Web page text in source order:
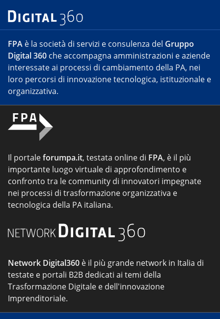
FPA è la società di servizi e consulenza del Gruppo
Digital 360 che accompagna amministrazioni e aziende
interessate ai processi di cambiamento della PA, nei
loro percorsi di innovazione tecnologica, istituzionale e
organizzativa.
Il portaleforumpa.it, testata online di FPA, è il più
importante luogo virtuale di approfondimento e
confronto tra le community di innovatori impegnate
nei processi di trasformazione organizzativa e
tecnologica della PA italiana.
Network Digital360 è il più grande network in Italia di
testate e portali B2B dedicati ai temi della
Trasformazione Digitale e dell'innovazione
Imprenditoriale.